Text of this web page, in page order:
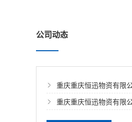
公司动态
重庆重庆恒迅物资有限
重庆重庆恒迅物资有限
球墨铸铁井盖系列产品供